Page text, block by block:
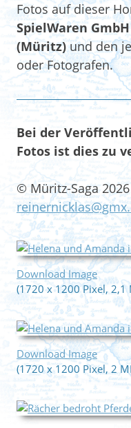
Fotos auf dieser
SpielWaren
(Müritz)und den
oder Fotografen.
Bei der
Fotos ist dies zu
© Müritz-Saga
Download Image
(1720 x 1200 Pixel, 2,1
Download Image
(1720 x 1200 Pixel, 2